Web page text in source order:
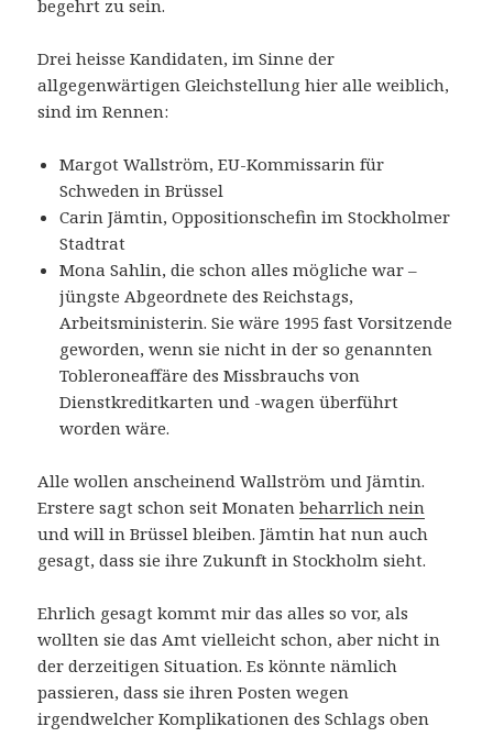
begehrt zu sein.
Drei heisse Kandidaten, im Sinne der
allgegenwärtigen Gleichstellung hier alle weiblich,
sind im Rennen:
Margot Wallström, EU-Kommissarin für
Schweden in Brüssel
Carin Jämtin, Oppositionschefin im Stockholmer
Stadtrat
Mona Sahlin, die schon alles mögliche war –
jüngste Abgeordnete des Reichstags,
Arbeitsministerin. Sie wäre 1995 fast Vorsitzende
geworden, wenn sie nicht in der so genannten
Tobleroneaffäre des Missbrauchs von
Dienstkreditkarten und -wagen überführt
worden wäre.
Alle wollen anscheinend Wallström und Jämtin.
Erstere sagt schon seit Monatenbeharrlich nein
und will in Brüssel bleiben. Jämtin hat nun auch
gesagt, dass sie ihre Zukunft in Stockholm sieht.
Ehrlich gesagt kommt mir das alles so vor, als
wollten sie das Amt vielleicht schon, aber nicht in
der derzeitigen Situation. Es könnte nämlich
passieren, dass sie ihren Posten wegen
irgendwelcher Komplikationen des Schlags oben